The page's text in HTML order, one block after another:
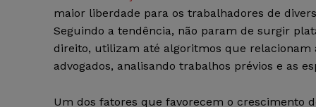
maior liberdade para os trabalhadores de
Seguindo a tendência, não param de surgir
direito, utilizam até algoritmos que relacionam
advogados, analisando trabalhos prévios e as
Um dos fatores que favorecem o crescimento